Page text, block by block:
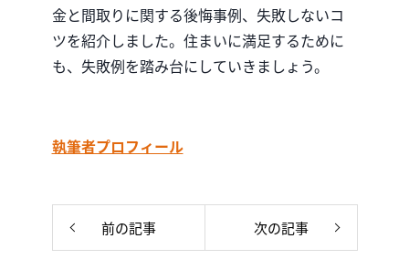
金と間取りに関する後悔事例、失敗しないコ
ツを紹介しました。住まいに満足するために
も、失敗例を踏み台にしていきましょう。
執筆者プロフィール
前の記事 次の記事